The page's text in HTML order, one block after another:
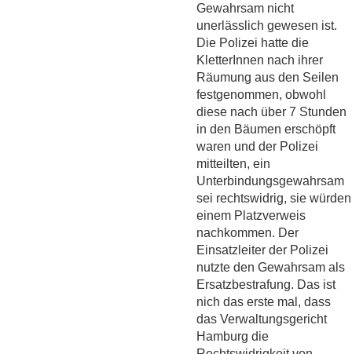
Gewahrsam nicht
unerlässlich gewesen ist.
Die Polizei hatte die
KletterInnen nach ihrer
Räumung aus den Seilen
festgenommen, obwohl
diese nach über 7 Stunden
in den Bäumen erschöpft
waren und der Polizei
mitteilten, ein
Unterbindungsgewahrsam
sei rechtswidrig, sie würden
einem Platzverweis
nachkommen. Der
Einsatzleiter der Polizei
nutzte den Gewahrsam als
Ersatzbestrafung. Das ist
nich das erste mal, dass
das Verwaltungsgericht
Hamburg die